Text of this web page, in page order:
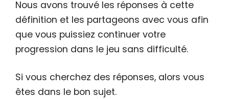
Nous avons trouvé les réponses à cette
définition et les partageons avec vous afin
que vous puissiez continuer votre
progression dans le jeu sans difficulté.
Si vous cherchez des réponses, alors vous
êtes dans le bon sujet.